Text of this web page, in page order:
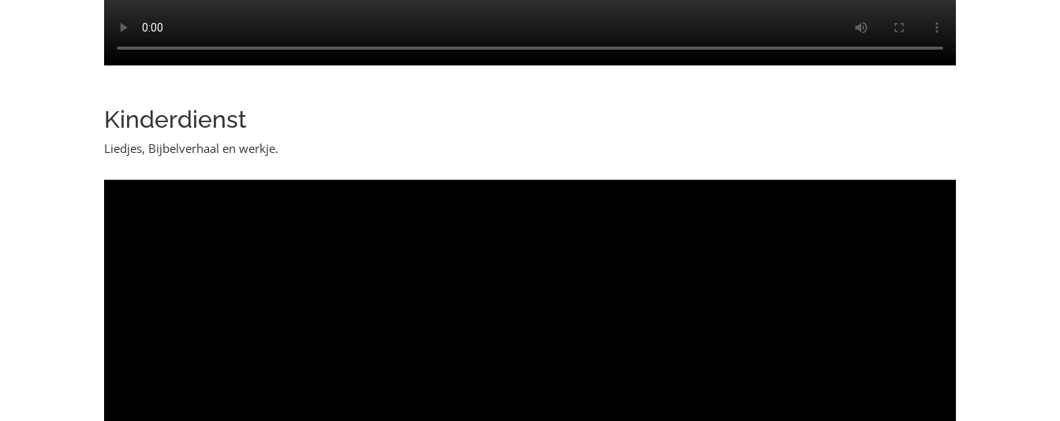
Kinderdienst
Liedjes, Bijbelverhaal en werkje.